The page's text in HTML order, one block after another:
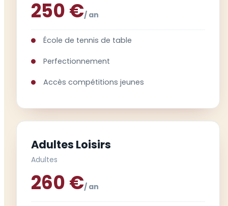
250 €/ an
École de tennis de table
Perfectionnement
Accès compétitions jeunes
Adultes Loisirs
Adultes
260 €/ an